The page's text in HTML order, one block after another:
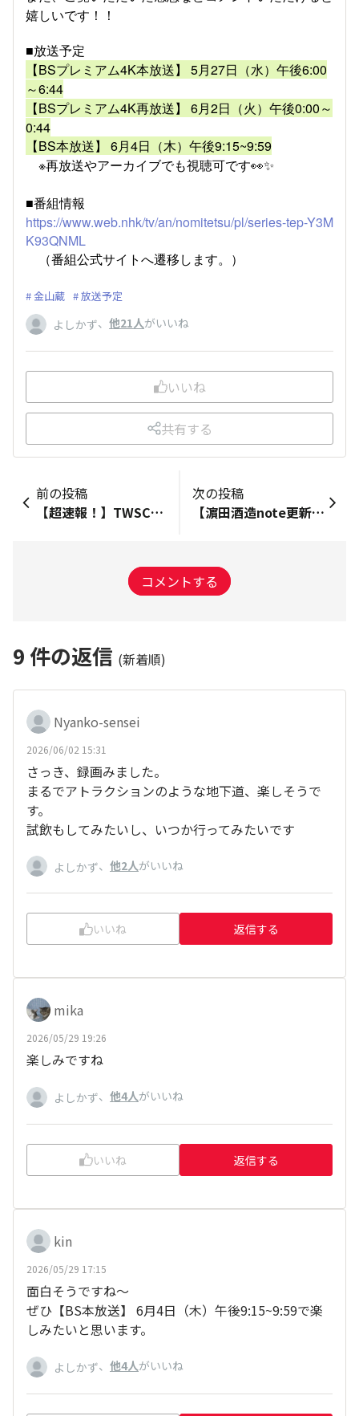
嬉しいです！！
■放送予定
【BSプレミアム4K本放送】 5月27日（水）午後6:00
～6:44
【BSプレミアム4K再放送】 6月2日（火）午後0:00～
0:44
【BS本放送】 6月4日（木）午後9:15~9:59
※再放送やアーカイブでも視聴可です👀✨
■番組情報
https://www.web.nhk/tv/an/nomitetsu/pl/series-tep-Y3M
K93QNML
（番組公式サイトへ遷移します。）
金山蔵 放送予定
よしかず、 他21人がいいね
いいね
共有する
前の投稿
【超速報！】TWSC2026にて「薩摩焼酎 金山蔵」金賞受賞のお知らせ
次の投稿
【濵田酒造note更新！】#焼酎とわたし 父の日に何を贈るか迷っている方必見の記事です！
コメントする
9 件の返信 (新着順)
Nyanko-sensei
2026/06/02 15:31
さっき、録画みました。
まるでアトラクションのような地下道、楽しそうで
す。
試飲もしてみたいし、いつか行ってみたいです
よしかず、 他2人がいいね
いいね 返信する
mika
2026/05/29 19:26
楽しみですね
よしかず、 他4人がいいね
いいね 返信する
kin
2026/05/29 17:15
面白そうですね～
ぜひ【BS本放送】 6月4日（木）午後9:15~9:59で楽
しみたいと思います。
よしかず、 他4人がいいね